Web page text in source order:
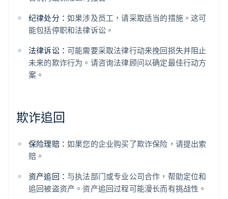
纪律处分： 如果涉及员工，请采取适当的措施。这可
能包括停职和法律诉讼。
法律诉讼： 可能需要采取法律行动来挽回损失并阻止
未来的欺诈行为。请咨询法律顾问以确定最佳行动方
案。
欺诈追回
保险理赔： 如果您的企业购买了欺诈保险，请提出索
赔。
资产追回： 与执法部门或专业公司合作，帮助定位和
追回被盗资产。资产追回过程可能漫长而有挑战性。